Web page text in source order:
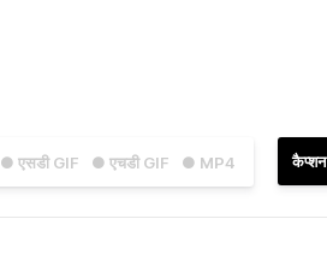
● एसडी GIF ● एचडी GIF ● MP4 कैप्शन